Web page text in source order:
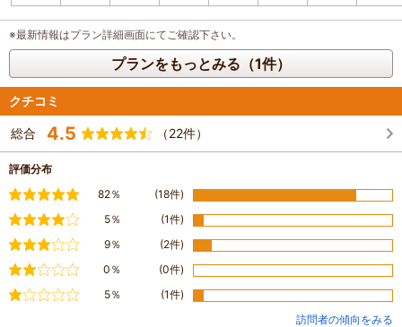
※最新情報はプラン詳細画面にてご確認下さい。
プランをもっとみる（1件）
クチコミ
総合 4.5 （22件）
評価分布
満足82％ (18件)
やや満足
5％ (1件)
9％ (2件)
やや不満
0％ (0件)
5％
(1件)
訪問者の傾向をみる